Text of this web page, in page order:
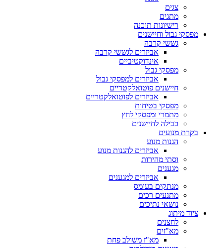
צגים
מתגים
רישיונות תוכנה
מפסקי גבול וחיישנים
גששי קרבה
אביזרים לגששי קרבה
אינדוקטיביים
מפסקי גבול
אביזרים למפסקי גבול
חיישנים פוטואלקטריים
אביזרים לפוטואלקטריים
מפסקי בטיחות
מתמרי ומפסקי לחץ
כבילה לחיישנים
בקרת מנועים
הגנות מנוע
אביזרים להגנות מנוע
וסתי מהירות
מגענים
אביזרים למגענים
מנתקים בעומס
מתנעים רכים
נושאי נתיכים
ציוד מיתוג
לחצנים
מא"זים
מא"ז משולב פחת